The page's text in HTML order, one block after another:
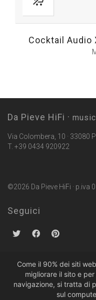
Cocktail Audio
Da Pieve HiFi ·
Via Colombera, 10 · 33080
T. +39 0434 920922
©2026 Da Pieve HiFi · p.iva
Seguici
Politiche sulla Privacy·
Come il 90% dei siti
migliorare il sito e
navigazione, si tratta di
sul